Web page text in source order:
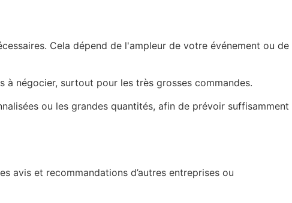
Cela dépend de l'ampleur de votre événement ou de
négocier, surtout pour les très grosses commandes.
ou les grandes quantités, afin de prévoir suffisamment
avis et recommandations d’autres entreprises ou